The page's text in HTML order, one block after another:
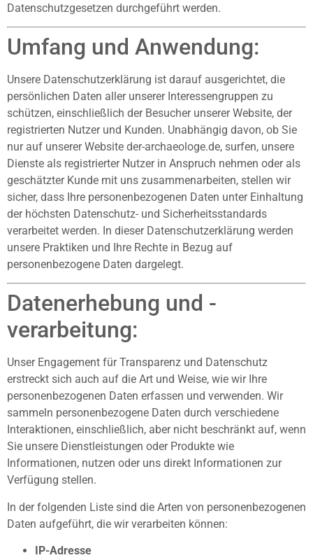
Datenschutzgesetzen durchgeführt werden.
Umfang und Anwendung:
Unsere Datenschutzerklärung ist darauf ausgerichtet, die
persönlichen Daten aller unserer Interessengruppen zu
schützen, einschließlich der Besucher unserer Website, der
registrierten Nutzer und Kunden. Unabhängig davon, ob Sie
nur auf unserer Website der-archaeologe.de, surfen, unsere
Dienste als registrierter Nutzer in Anspruch nehmen oder als
geschätzter Kunde mit uns zusammenarbeiten, stellen wir
sicher, dass Ihre personenbezogenen Daten unter Einhaltung
der höchsten Datenschutz- und Sicherheitsstandards
verarbeitet werden. In dieser Datenschutzerklärung werden
unsere Praktiken und Ihre Rechte in Bezug auf
personenbezogene Daten dargelegt.
Datenerhebung und -
verarbeitung:
Unser Engagement für Transparenz und Datenschutz
erstreckt sich auch auf die Art und Weise, wie wir Ihre
personenbezogenen Daten erfassen und verwenden. Wir
sammeln personenbezogene Daten durch verschiedene
Interaktionen, einschließlich, aber nicht beschränkt auf, wenn
Sie unsere Dienstleistungen oder Produkte wie
Informationen, nutzen oder uns direkt Informationen zur
Verfügung stellen.
In der folgenden Liste sind die Arten von personenbezogenen
Daten aufgeführt, die wir verarbeiten können:
IP-Adresse